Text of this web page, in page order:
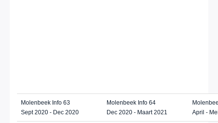
Molenbeek Info 63
Sept 2020 - Dec 2020
Molenbeek Info 64
Dec 2020 - Maart 2021
April -